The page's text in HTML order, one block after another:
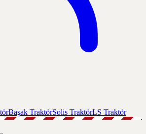
Başak TraktörSolis TraktörLS Traktör